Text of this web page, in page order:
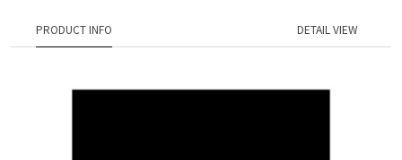
PRODUCT INFO DETAIL VIEW